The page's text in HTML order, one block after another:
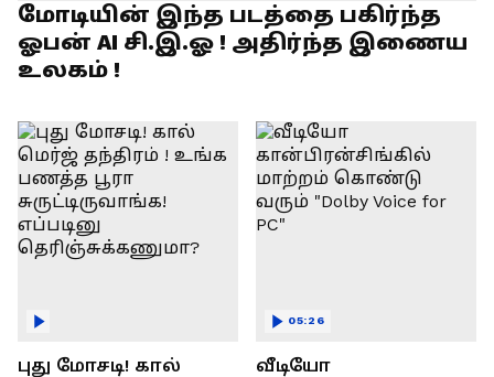
மோடியின் இந்த படத்தை பகிர்ந்த
ஓபன் AI சி.இ.ஓ ! அதிர்ந்த இணைய
உலகம் !
புது மோசடி! கால்
வீடியோ
05:26